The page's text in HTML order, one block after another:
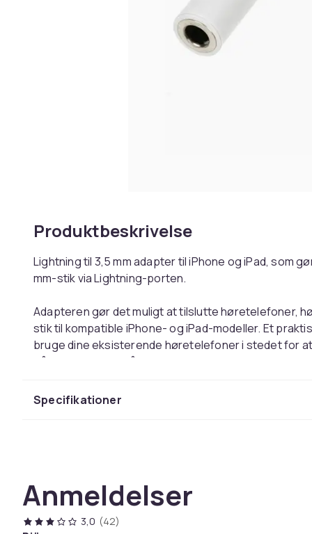
Produktbeskrivelse
Lightning til 3,5 mm adapter til iPhone og iPad, som
mm-stik via Lightning-porten.
Adapteren gør det muligt at tilslutte høretelefoner,
stik til kompatible iPhone- og iPad-modeller. Et
bruge dine eksisterende høretelefoner i stedet for
på arbejdet eller på rejser.
Det kompakte og lette design gør adapteren nem at
godt til musik, podcasts, videoer og opkald i
Praktisk tilslutning uden behov for trådløse
Materiale: TPE
Størrelse: ca. 10,5 x 1 cm
Specifikationer
Anmeldelser
3,0 (42)